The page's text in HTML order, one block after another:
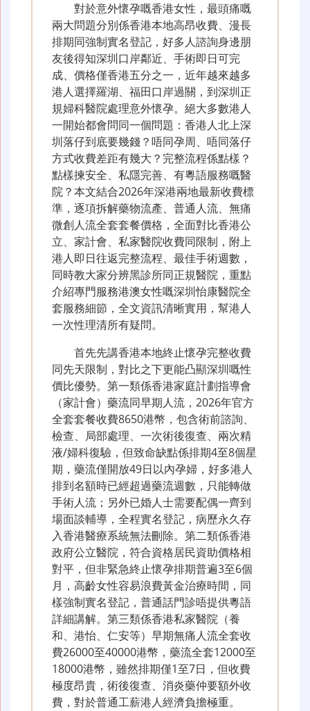
對於意外懷孕嘅香港女性，最頭痛嘅
兩大問題分別係香港本地高昂收費、漫長
排期同強制實名登記，好多人諮詢身邊朋
友後得知深圳口岸鄰近、手術即日可完
成、價格僅香港五分之一，近年越來越多
港人選擇羅湖、福田口岸過關，到深圳正
規婦科醫院處理意外懷孕。絕大多數港人
一開始都會問同一個問題：香港人北上深
圳落仔到底要幾錢？唔同孕周、唔同落仔
方式收費差距有幾大？完整流程係點樣？
點樣揀安全、私隱完善、有粵語服務嘅醫
院？本文結合2026年深港兩地最新收費標
準，逐項拆解藥物流產、普通人流、無痛
微創人流全套套餐價格，全面對比香港公
立、家計會、私家醫院收費同限制，附上
港人即日往返完整流程、最佳手術週數，
同時教大家分辨黑診所同正規醫院，重點
介紹專門服務港澳女性嘅深圳怡康醫院全
套服務細節，全文資訊清晰實用，幫港人
一次性理清所有疑問。
首先先講香港本地終止懷孕完整收費
同先天限制，對比之下更能凸顯深圳嘅性
價比優勢。第一類係香港家庭計劃指導會
（家計會）藥流同早期人流，2026年官方
全套套餐收費8650港幣，包含術前諮詢、
檢查、局部處理、一次術後復查、兩次精
液/婦科復驗，但致命缺點係排期4至8個星
期，藥流僅開放49日以內孕婦，好多港人
排到名額時已經超過藥流週數，只能轉做
手術人流；另外已婚人士需要配偶一齊到
場面談輔導，全程實名登記，病歷永久存
入香港醫療系統無法刪除。第二類係香港
政府公立醫院，符合資格居民資助價格相
對平，但非緊急終止懷孕排期普遍3至6個
月，高齡女性容易浪費黃金治療時間，同
樣強制實名登記，普通話門診唔提供粵語
詳細講解。第三類係香港私家醫院（養
和、港怡、仁安等）早期無痛人流全套收
費26000至40000港幣，藥流全套12000至
18000港幣，雖然排期僅1至7日，但收費
極度昂貴，術後復查、消炎藥仲要額外收
費，對於普通工薪港人經濟負擔極重。